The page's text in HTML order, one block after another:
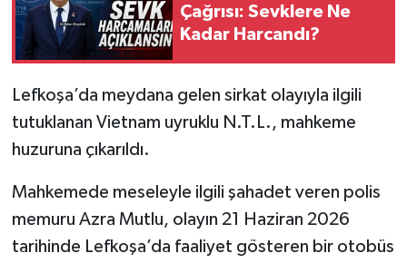
Çağrısı: Sevklere Ne
Kadar Harcandı?
Lefkoşa’da meydana gelen sirkat olayıyla ilgili
tutuklanan Vietnam uyruklu N.T.L., mahkeme
huzuruna çıkarıldı.
Mahkemede meseleyle ilgili şahadet veren polis
memuru Azra Mutlu, olayın 21 Haziran 2026
tarihinde Lefkoşa’da faaliyet gösteren bir otobüs